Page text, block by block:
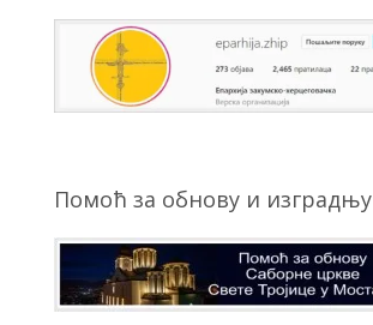
Помоћ за обнову и изградњу